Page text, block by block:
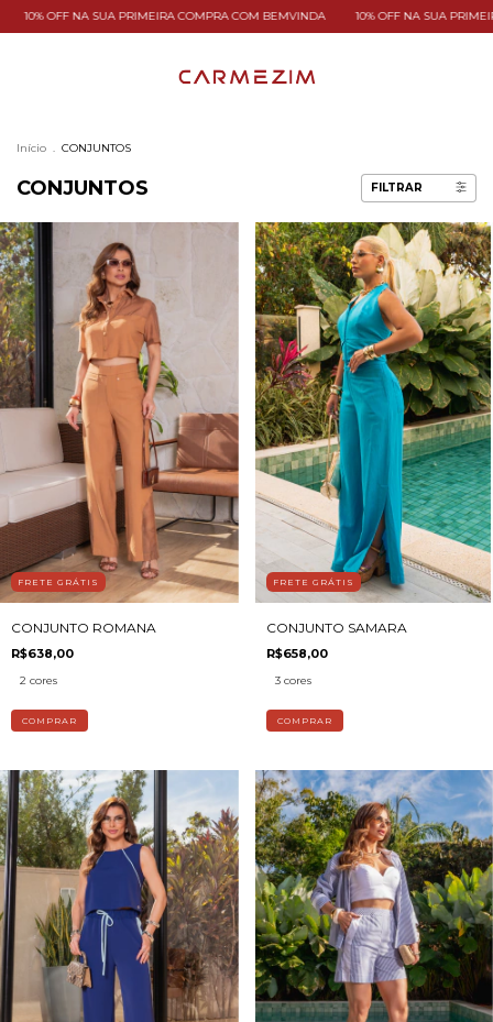
PRIMEIRA COMPRA COM BEMVINDA 10% OFF NA SUA PRIMEIRA COMPRA
Início . CONJUNTOS
CONJUNTOS FILTRAR
FRETE GRÁTIS
CONJUNTO ROMANA
R$638,00
2 cores
COMPRAR
FRETE GRÁTIS
CONJUNTO SAMARA
R$658,00
3 cores
COMPRAR